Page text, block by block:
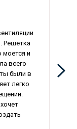
Решетка
моется и
всего
были в
легко